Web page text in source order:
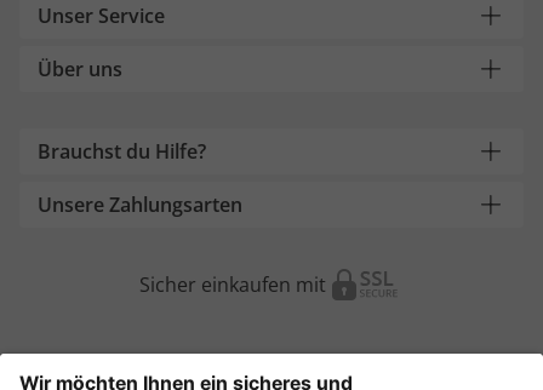
Unser Service
Über uns
Brauchst du Hilfe?
Unsere Zahlungsarten
Sicher einkaufen mit
Weitere Onlineshops